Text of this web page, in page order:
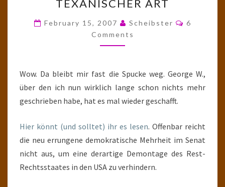
ART
TEXANISCHER ART
February 15, 2007 Scheibster
6
Comments
Wow. Da bleibt mir fast die Spucke weg. George W.,
über den ich nun wirklich lange schon nichts mehr
geschrieben habe, hat es mal wieder geschafft.
Hier könnt (und solltet) ihr es lesen. Offenbar reicht
die neu errungene demokratische Mehrheit im Senat
nicht aus, um eine derartige Demontage des Rest-
Rechtsstaates in den USA zu verhindern.